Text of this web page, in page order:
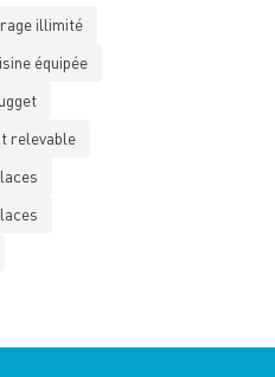
illimité
équipée
relevable